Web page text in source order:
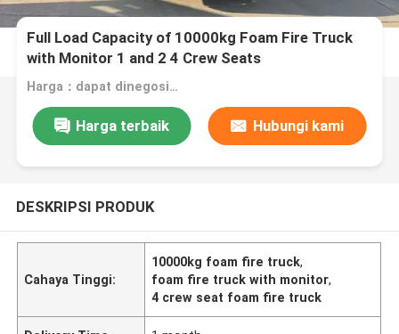
Full Load Capacity of 10000kg Foam Fire Truck
with Monitor 1 and 2 4 Crew Seats
Harga：dapat dinegosiasikan
Harga terbaik Hubungi kami
DESKRIPSI PRODUK
Cahaya Tinggi:
10000kg foam fire truck,
foam fire truck with monitor,
4 crew seat foam fire truck